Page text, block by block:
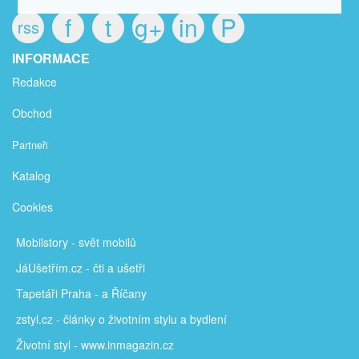
rss f t g+ in P
INFORMACE
Redakce
Obchod
Partneři
Katalog
Cookies
Mobilstory - svět mobilů
JáUšetřím.cz - čti a ušetři
Tapetáři Praha - a Říčany
zstyl.cz - články o životním stylu a bydlení
Životní styl - www.inmagazin.cz